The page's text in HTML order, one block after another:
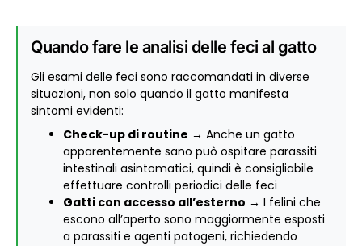
Quando fare le analisi delle feci al gatto
Gli esami delle feci sono raccomandati in diverse
situazioni, non solo quando il gatto manifesta
sintomi evidenti:
Check-up di routine → Anche un gatto
apparentemente sano può ospitare parassiti
intestinali asintomatici, quindi è consigliabile
effettuare controlli periodici delle feci
Gatti con accesso all’esterno → I felini che
escono all’aperto sono maggiormente esposti
a parassiti e agenti patogeni, richiedendo